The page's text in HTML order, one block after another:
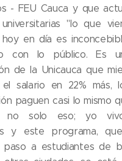
- FEU Cauca y que
universitarias "lo que
hoy en día es
con lo público. Es
de la Unicauca que
el salario en 22% más,
paguen casi lo mismo
no solo eso; yo
y este programa,
paso a estudiantes de